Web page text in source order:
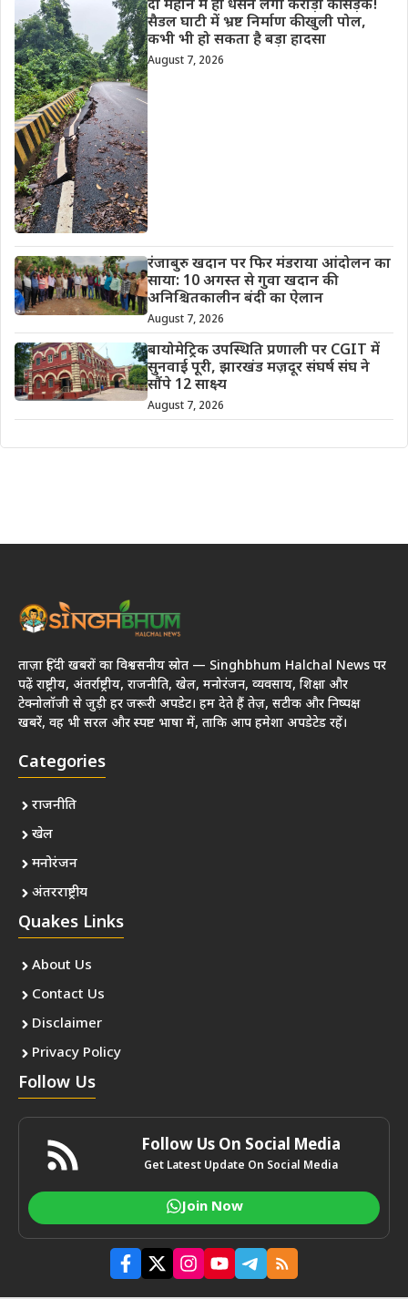
दो महीने में ही धंसने लगी करोड़ों की सड़क!
सैडल घाटी में भ्रष्ट निर्माण की खुली पोल,
कभी भी हो सकता है बड़ा हादसा
August 7, 2026
रंजाबुरु खदान पर फिर मंडराया आंदोलन का
साया: 10 अगस्त से गुवा खदान की
अनिश्चितकालीन बंदी का ऐलान
August 7, 2026
बायोमेट्रिक उपस्थिति प्रणाली पर CGIT में
सुनवाई पूरी, झारखंड मज़दूर संघर्ष संघ ने
सौंपे 12 साक्ष्य
August 7, 2026
ताज़ा हिंदी खबरों का विश्वसनीय स्रोत — Singhbhum Halchal News पर
पढ़ें राष्ट्रीय, अंतर्राष्ट्रीय, राजनीति, खेल, मनोरंजन, व्यवसाय, शिक्षा और
टेक्नोलॉजी से जुड़ी हर जरूरी अपडेट। हम देते हैं तेज़, सटीक और निष्पक्ष
खबरें, वह भी सरल और स्पष्ट भाषा में, ताकि आप हमेशा अपडेटेड रहें।
Categories
राजनीति
खेल
मनोरंजन
अंतरराष्ट्रीय
Quakes Links
About Us
Contact Us
Disclaimer
Privacy Policy
Follow Us
Follow Us On Social Media
Get Latest Update On Social Media
Join Now